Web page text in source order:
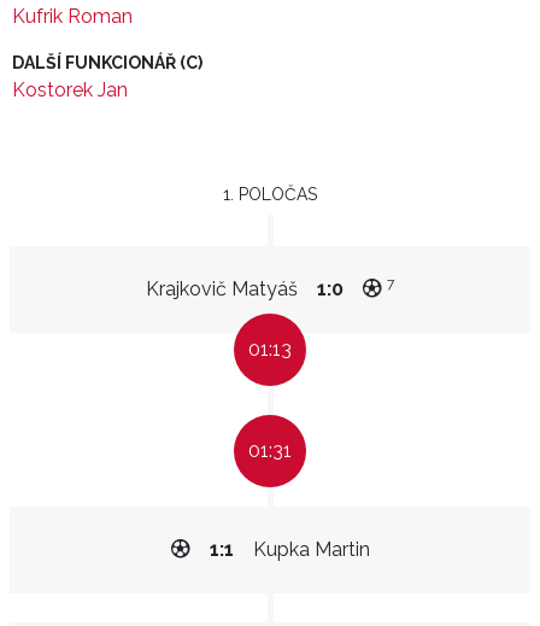
Kufrik Roman
DALŠÍ FUNKCIONÁŘ (C)
Kostorek Jan
1. POLOČAS
Krajkovič Matyáš 1:0 7
01:13
01:31
Kupka Martin
1:1